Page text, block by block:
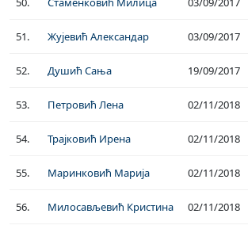
51. Жујевић Александар 03/09/2017
52. Душић Сања 19/09/2017
53. Петровић Лена 02/11/2018
54. Трајковић Ирена 02/11/2018
55. Маринковић Марија 02/11/2018
56. Милосављевић Кристина 02/11/2018